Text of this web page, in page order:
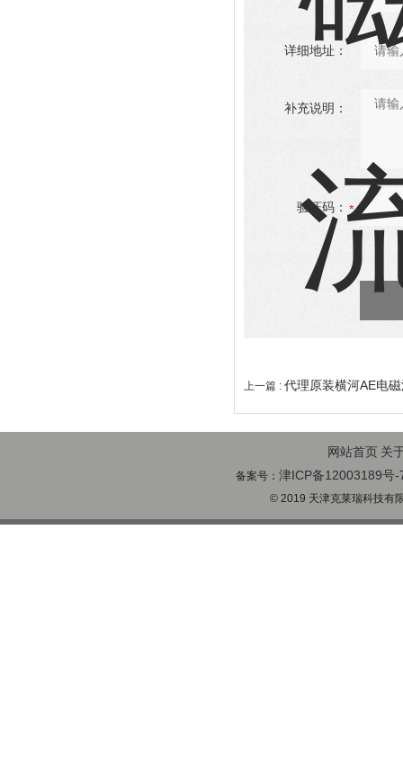
详细地址：
补充说明：
验证码：
上一篇 : 代理原装横河AE电
网站首页 关
备案号：津ICP备12003189号-
© 2019 天津克莱瑞科技有